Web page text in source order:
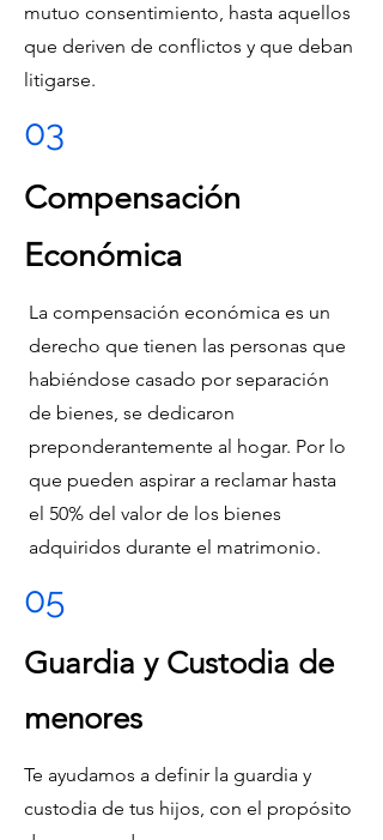
mutuo consentimiento, hasta aquellos
que deriven de conflictos y que deban
litigarse.
03
Compensación
Económica
La compensación económica es un
derecho que tienen las personas que
habiéndose casado por separación
de bienes, se dedicaron
preponderantemente al hogar. Por lo
que pueden aspirar a reclamar hasta
el 50% del valor de los bienes
adquiridos durante el matrimonio.
05
Guardia y Custodia de
menores
Te ayudamos a definir la guardia y
custodia de tus hijos, con el propósito